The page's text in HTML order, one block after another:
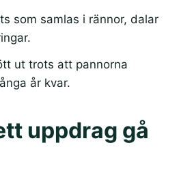
som samlas i rännor, dalar
ut trots att pannorna
år kvar.
uppdrag gå